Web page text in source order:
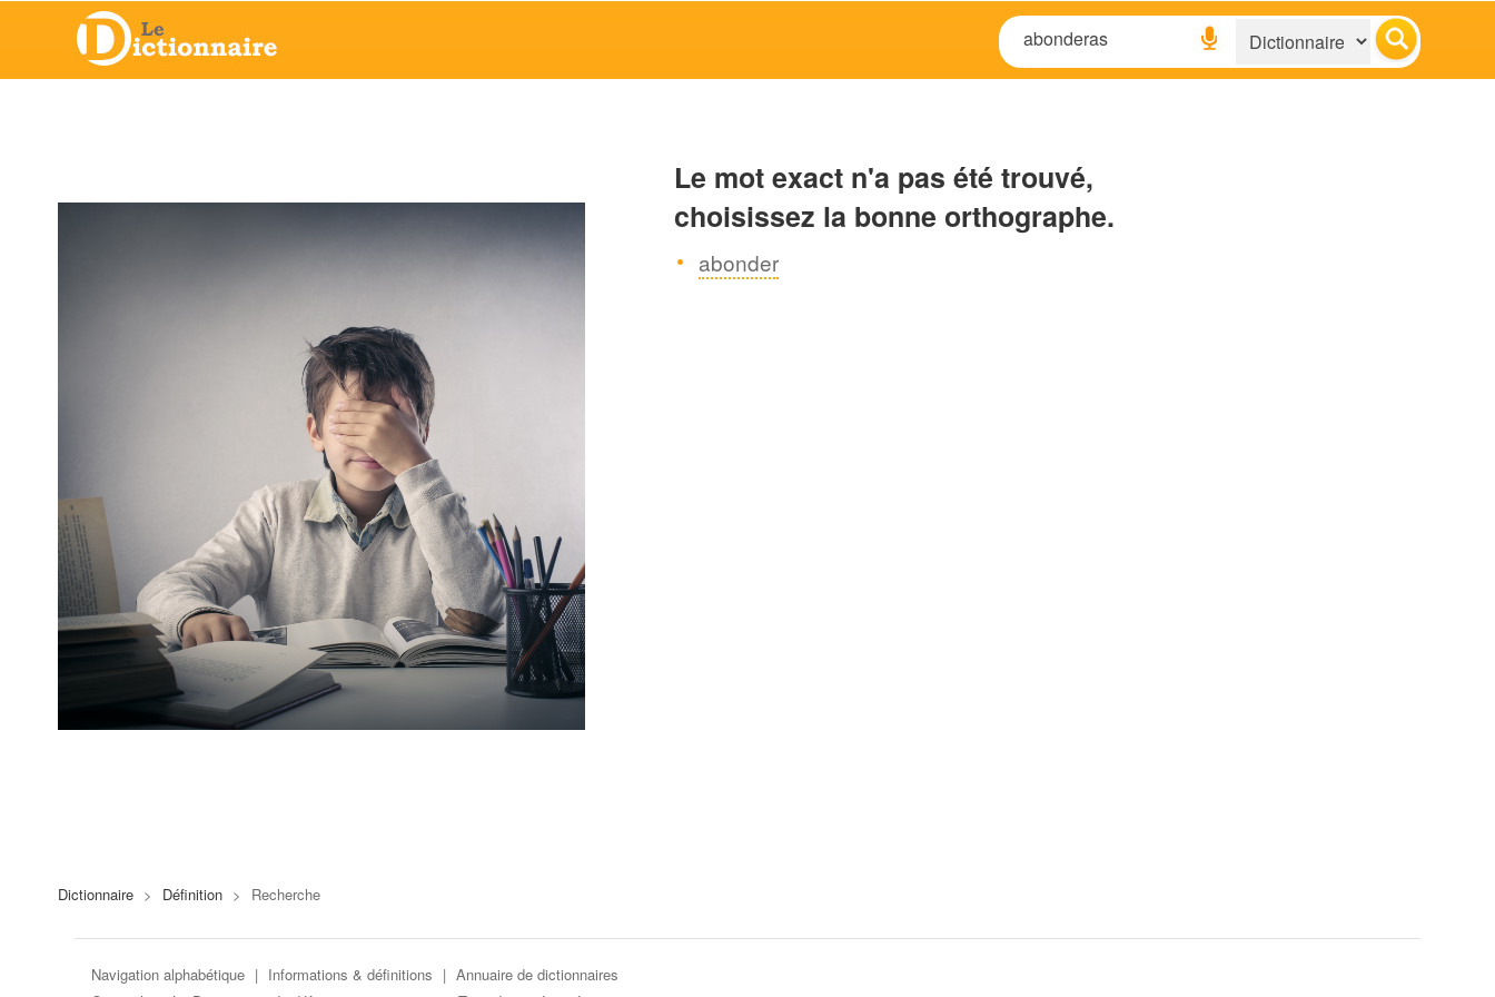
Le mot exact n'a pas été trouvé,
choisissez la bonne orthographe.
abonder
Dictionnaire > Définition > Recherche
Navigation alphabétique | Informations & définitions | Annuaire de dictionnaires